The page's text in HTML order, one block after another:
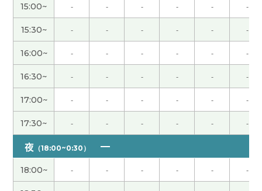
宋老师 谢谢你的课，我也和你一起学习的很开心。
我会尽全力超越昨天的自己。下次见！
非常感謝 我要加油 下次見 ( 40代 男性 )
宋老师 谢谢你的课， 我查查一下雨果的。知道了他
很有天赋。 这个周末我期待看世界杯比赛。 下次
见！
非常感謝 下次見 ( 40代 男性 )
毎回のレッスンが本当に楽しくて時間があっとい
15:00~ - - - - - -
15:30~ - - - - - -
16:00~ - - - - - -
16:30~ - - - - - -
17:00~ - - - - - -
17:30~ - - - - - -
夜 （18:00~0:30）
18:00~ - - - - - -